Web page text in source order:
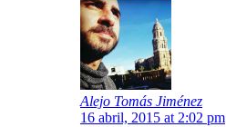
Alejo Tomás Jiménez
16 abril, 2015 at 2:02 pm